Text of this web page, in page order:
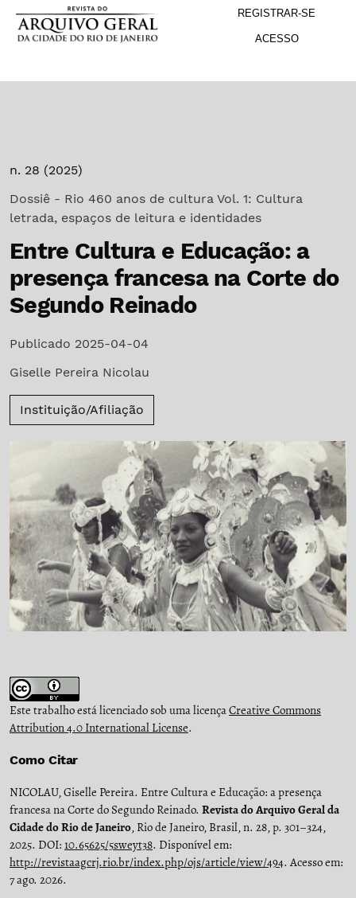
Ir para o menu de navegação principal
Ir para o conteúdo principal
Ir para o rodapé REGISTRAR-SE
ACESSO
n. 28 (2025)
Dossiê - Rio 460 anos de cultura Vol. 1: Cultura
letrada, espaços de leitura e identidades
Entre Cultura e Educação: a
presença francesa na Corte do
Segundo Reinado
Publicado 2025-04-04
Giselle Pereira Nicolau
Instituição/Afiliação
Este trabalho está licenciado sob uma licençaCreative Commons
Attribution 4.0 International License.
Como Citar
NICOLAU, Giselle Pereira. Entre Cultura e Educação: a presença
francesa na Corte do Segundo Reinado. Revista do Arquivo Geral da
Cidade do Rio de Janeiro, Rio de Janeiro, Brasil, n. 28, p. 301–324,
2025. DOI: 10.65625/5sweyt38. Disponível em:
http://revistaagcrj.rio.br/index.php/ojs/article/view/494. Acesso em:
7 ago. 2026.